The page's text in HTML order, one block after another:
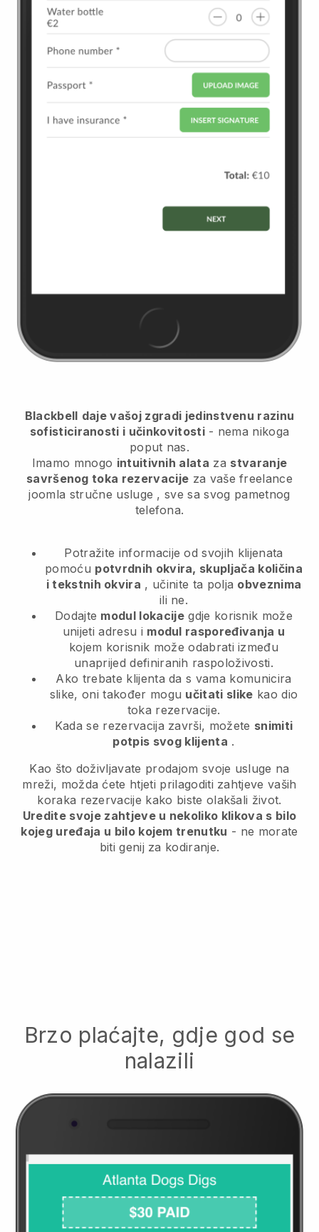
Blackbell daje vašoj zgradi jedinstvenu razinu
sofisticiranosti i učinkovitosti- nema nikoga
poput nas.
Imamo mnogo intuitivnih alata za stvaranje
savršenog toka rezervacije za vaše freelance
joomla stručne usluge , sve sa svog pametnog
telefona.
Potražite informacije od svojih klijenata
pomoću potvrdnih okvira, skupljača količina
i tekstnih okvira , učinite ta polja obveznima
ili ne.
Dodajte modul lokacijegdje korisnik može
unijeti adresu i modul raspoređivanja u
kojem korisnik može odabrati između
unaprijed definiranih raspoloživosti.
Ako trebate klijenta da s vama komunicira
slike, oni također mogu učitati slike kao dio
toka rezervacije.
Kada se rezervacija završi, možete snimiti
potpis svog klijenta .
Kao što doživljavate prodajom svoje usluge na
mreži, možda ćete htjeti prilagoditi zahtjeve vaših
koraka rezervacije kako biste olakšali život.
Uredite svoje zahtjeve u nekoliko klikova s bilo
kojeg uređaja u bilo kojem trenutku - ne morate
biti genij za kodiranje.
Brzo plaćajte, gdje god se
nalazili